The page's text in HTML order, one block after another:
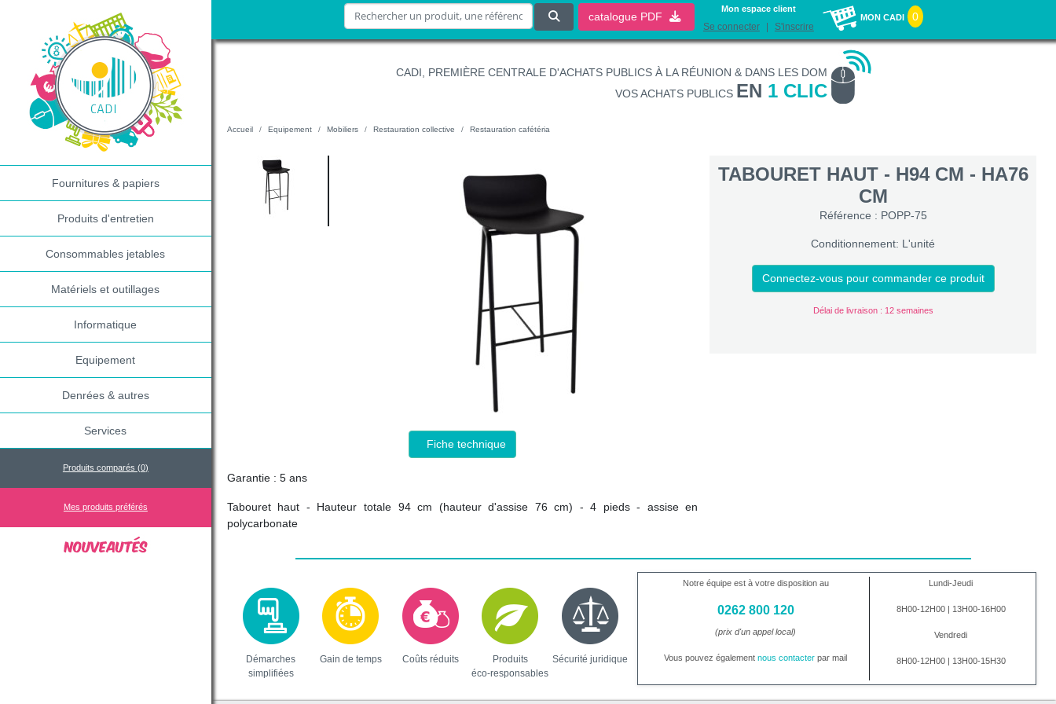
Fournitures & papiers
Produits d'entretien
Consommables jetables
Matériels et outillages
Informatique
Equipement
Denrées & autres
Services
Produits comparés (0)
Mes produits préférés
catalogue PDF
Mon espace client
Se connecter S'inscrire
MON CADI 0
CADI, PREMIÈRE CENTRALE D'ACHATS PUBLICS À LA RÉUNION & DANS LES DOM
VOS ACHATS PUBLICS EN 1 CLIC
Accueil Equipement Mobiliers Restauration collective Restauration cafétéria
Fiche technique
Garantie : 5 ans
Tabouret haut - Hauteur totale 94 cm (hauteur d'assise 76 cm) - 4 pieds - assise en
polycarbonate
TABOURET HAUT - H94 CM - HA76
CM
Référence : POPP-75
Conditionnement: L'unité
Connectez-vous pour commander ce produit
Délai de livraison : 12 semaines
Démarches
simplifiées
Gain de temps Coûts réduits
Produits
éco-responsables
Sécurité juridique
Notre équipe est à votre disposition au
0262 800 120
(prix d'un appel local)
Vous pouvez égalementnous contacter par mail
Lundi-Jeudi
8H00-12H00 | 13H00-16H00
Vendredi
8H00-12H00 | 13H00-15H30